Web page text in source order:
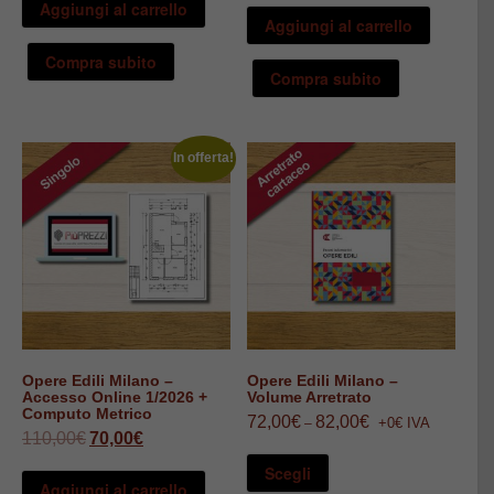
Aggiungi al carrello
Compra subito
189,00€.
183,90€.
Aggiungi al carrello
Compra subito
In offerta!
Opere Edili Milano –
Accesso Online 1/2026 +
Computo Metrico
110,00€ Il
prezzo
70,00€Il
prezzo
Opere Edili Milano –
Volume Arretrato
72,00€ –82,00€ +0€ IVA
Scegli